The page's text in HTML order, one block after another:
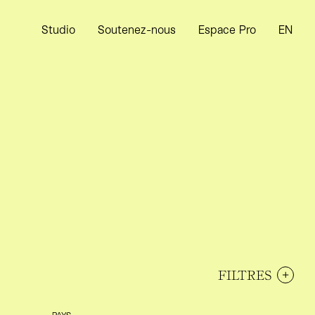
Studio Soutenez-nous Espace Pro EN
FILTRES